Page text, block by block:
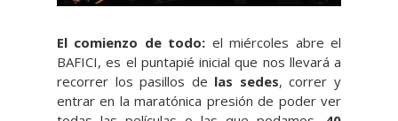
El comienzo de todo: el miércoles abre el
BAFICI, es el puntapié inicial que nos llevará a
recorrer los pasillos de las sedes, correr y
entrar en la maratónica presión de poder ver